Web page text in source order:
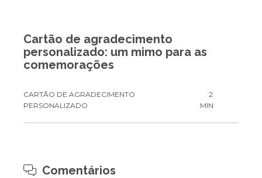
Cartão de agradecimento
personalizado: um mimo para as
comemorações
CARTÃO DE AGRADECIMENTO
PERSONALIZADO
2
MIN
Comentários